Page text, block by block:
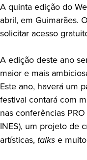
A quinta edição do
abril, em Guimarães.
solicitar acesso
A edição deste ano
maior e mais
Este ano, haverá um
festival contará com
nas conferências
INES), um projeto de
artísticas, talks e